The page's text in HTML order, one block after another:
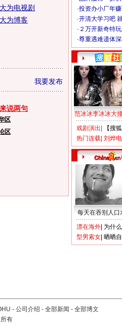
为电视剧
为博客
我要发布
说两句
区
区
·投资办小厂年
·开清大学习吧
· ２万开新奇特
·尊重遇难遗体
范冰冰李冰冰大
戏剧演出
【搜
热门连载 刘烨
每天在吞别人口
漂在海外 为什
型男索女 晒晒
- 公司介绍 - 全部新闻 - 全部博文
有